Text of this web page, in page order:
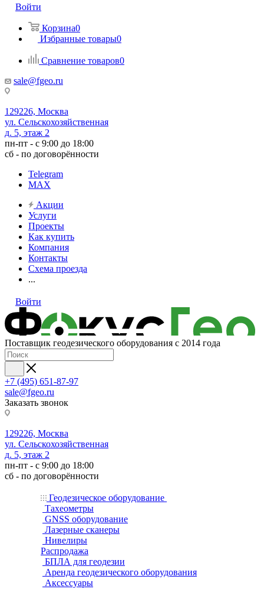
Войти
Корзина0
Избранные товары0
Сравнение товаров0
sale@fgeo.ru
129226, Москва
ул. Сельскохозяйственная
д. 5, этаж 2
пн-пт - с 9:00 до 18:00
сб - по договорённости
Telegram
MAX
Акции
Услуги
Проекты
Как купить
Компания
Контакты
Схема проезда
...
Войти
Поставщик геодезического оборудования с 2014 года
+7 (495) 651-87-97
sale@fgeo.ru
Заказать звонок
129226, Москва
ул. Сельскохозяйственная
д. 5, этаж 2
пн-пт - с 9:00 до 18:00
сб - по договорённости
Геодезическое оборудование
Тахеометры
GNSS оборудование
Лазерные сканеры
Нивелиры
Распродажа
БПЛА для геодезии
Аренда геодезического оборудования
Аксессуары